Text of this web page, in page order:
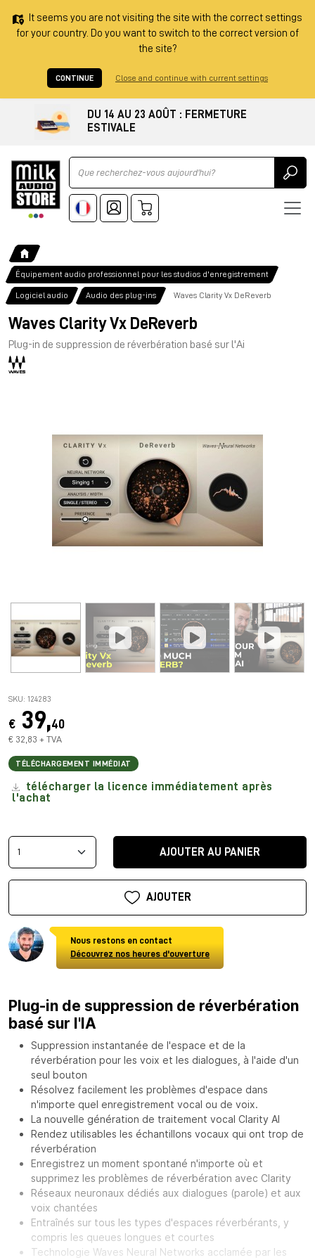
It seems you are not visiting the site with the correct settings
for your country. Do you want to switch to the correct version of
the site?
CONTINUE Close and continue with current settings
DU 14 AU 23 AOÛT : FERMETURE
ESTIVALE
Ricerca
Équipement audio professionnel pour les studios d'enregistrement
Logiciel audio Audio des plug-ins Waves Clarity Vx DeReverb
Waves Clarity Vx DeReverb
Plug-in de suppression de réverbération basé sur l'Ai
SKU: 124283
€ 39,40
€ 32,83 + TVA
TÉLÉCHARGEMENT IMMÉDIAT
télécharger la licence immédiatement après
l'achat
AJOUTER AU PANIER
AJOUTER
Nous restons en contact
Découvrez nos heures d'ouverture
Plug-in de suppression de réverbération
basé sur l'IA
Suppression instantanée de l'espace et de la
réverbération pour les voix et les dialogues, à l'aide d'un
seul bouton
Résolvez facilement les problèmes d'espace dans
n'importe quel enregistrement vocal ou de voix.
La nouvelle génération de traitement vocal Clarity AI
Rendez utilisables les échantillons vocaux qui ont trop de
réverbération
Enregistrez un moment spontané n'importe où et
supprimez les problèmes de réverbération avec Clarity
Réseaux neuronaux dédiés aux dialogues (parole) et aux
voix chantées
Entraînés sur tous les types d'espaces réverbérants, y
compris les queues longues et courtes
Technologie Waves Neural Networks acclamée par les